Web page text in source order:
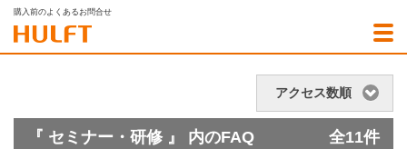
購入前のよくあるお問合せ
アクセス数順
『 セミナー・研修 』 内のFAQ 全11件